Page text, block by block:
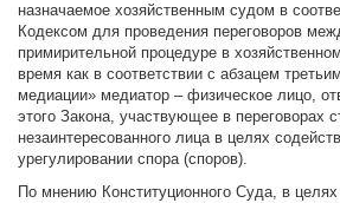
назначаемое хозяйственным судом в
Кодексом для проведения переговоров
примирительной процедуре в
время как в соответствии с абзацем
медиации» медиатор – физическое лицо,
этого Закона, участвующее в переговорах
незаинтересованного лица в целях
урегулировании спора (споров).
По мнению Конституционного Суда, в целях